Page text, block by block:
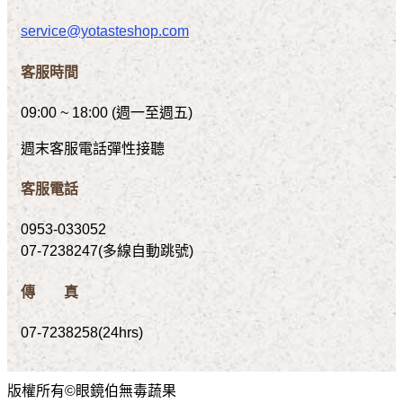
service@yotasteshop.com
客服時間
09:00 ~ 18:00 (週一至週五)
週末客服電話彈性接聽
客服電話
0953-033052
07-7238247(多線自動跳號)
傳 真
07-7238258(24hrs)
版權所有©眼鏡伯無毒蔬果